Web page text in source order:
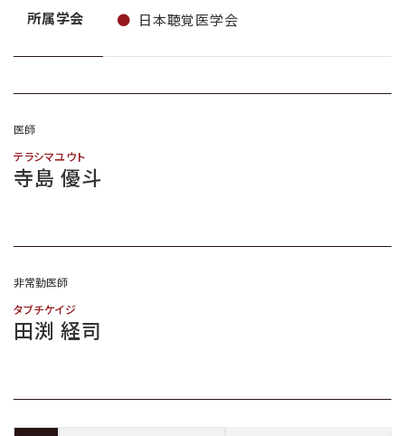
所属学会 日本聴覚医学会
医師
テラシマユウト
寺島 優斗
非常勤医師
タブチケイジ
田渕 経司